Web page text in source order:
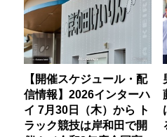
【開催スケジュール・配
信情報】2026インターハ
イ 7月30日（木）から ト
ラック競技は岸和田で開